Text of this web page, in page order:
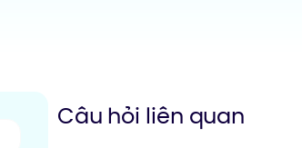
Câu hỏi liên quan